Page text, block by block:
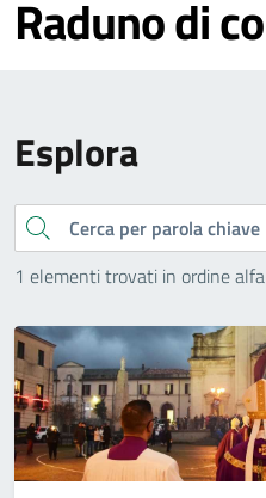
Raduno di
Esplora
Cerca
1 elementi trovati in ordine